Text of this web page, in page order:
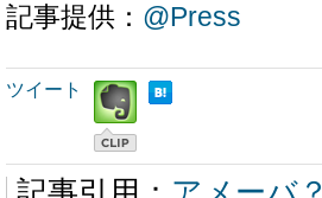
記事提供： @Press
ツイート